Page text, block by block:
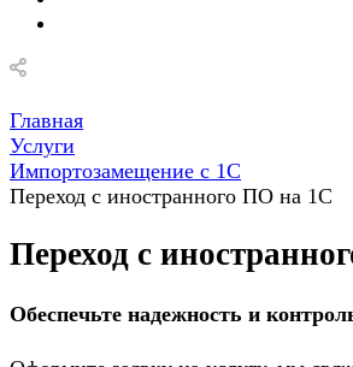
Главная
Услуги
Импортозамещение с 1С
Переход с иностранного ПО на 1С
Переход с
Обеспечьте надежность и